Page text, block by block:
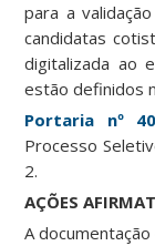
para a
candidatas
digitalizada ao
estão definidos
Portaria nº 40/
Processo
2.
AÇÕES
A